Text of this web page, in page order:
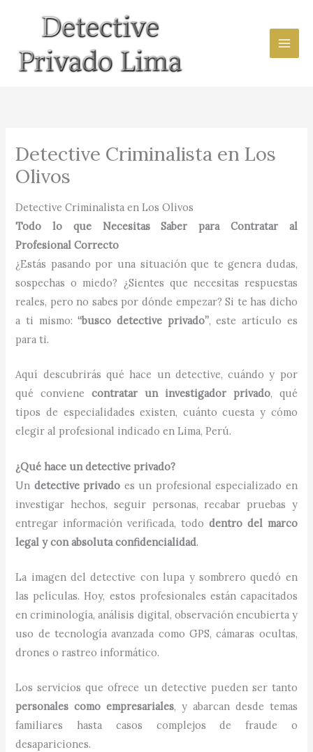
contenido
Detective Criminalista en Los
Olivos
Detective Criminalista en Los Olivos
Todo lo que Necesitas Saber para Contratar al
Profesional Correcto
¿Estás pasando por una situación que te genera dudas,
sospechas o miedo? ¿Sientes que necesitas respuestas
reales, pero no sabes por dónde empezar? Si te has dicho
a ti mismo:“busco detective privado”, este artículo es
para ti.
Aquí descubrirás qué hace un detective, cuándo y por
qué convienecontratar un investigador privado, qué
tipos de especialidades existen, cuánto cuesta y cómo
elegir al profesional indicado en Lima, Perú.
¿Qué hace un detective privado?
Un detective privado es un profesional especializado en
investigar hechos, seguir personas, recabar pruebas y
entregar información verificada, todo dentro del marco
legal y con absoluta confidencialidad.
La imagen del detective con lupa y sombrero quedó en
las películas. Hoy, estos profesionales están capacitados
en criminología, análisis digital, observación encubierta y
uso de tecnología avanzada como GPS, cámaras ocultas,
drones o rastreo informático.
Los servicios que ofrece un detective pueden ser tanto
personales como empresariales, y abarcan desde temas
familiares hasta casos complejos de fraude o
desapariciones.